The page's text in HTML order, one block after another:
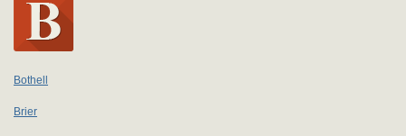
Bothell
Brier